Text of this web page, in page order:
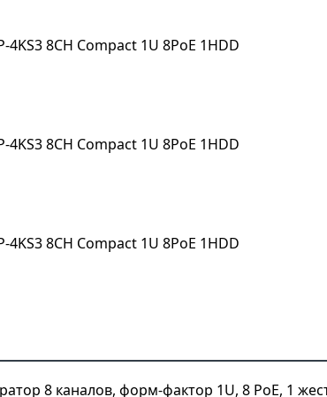
8 каналов, форм-фактор 1U, 8 PoE, 1